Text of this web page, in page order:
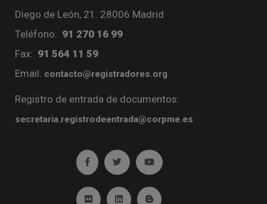
Diego de León, 21. 28006 Madrid
Teléfono: 91 270 16 99
Fax: 91 564 11 59
Email: contacto@registradores.org
Registro de entrada de documentos:
secretaria.registrodeentrada@corpme.es
Ir a facebook (abre en ventana nueva)
Ir a twitter (abre en ventana nueva)
Ir a YouTube (abre en
Ir a Flickr (abre en ventana nueva)
Ir a Linkedin (abre en ventana nueva)
Ir al Blog (abre en ventana